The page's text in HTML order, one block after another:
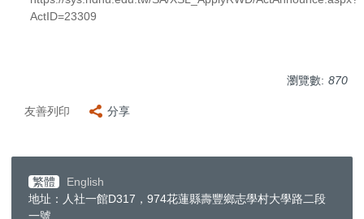
ActID=23309
瀏覽數: 870
友善列印 分享
繁體
English
地址：人社一館D317，974花蓮縣壽豐鄉志學村大學路二段
一號